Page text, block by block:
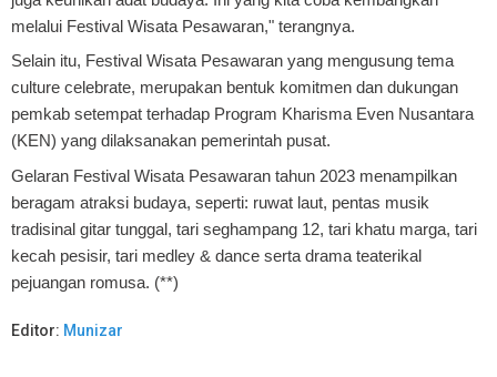
melalui Festival Wisata Pesawaran," terangnya.
Selain itu, Festival Wisata Pesawaran yang mengusung tema
culture celebrate, merupakan bentuk komitmen dan dukungan
pemkab setempat terhadap Program Kharisma Even Nusantara
(KEN) yang dilaksanakan pemerintah pusat.
Gelaran Festival Wisata Pesawaran tahun 2023 menampilkan
beragam atraksi budaya, seperti: ruwat laut, pentas musik
tradisinal gitar tunggal, tari seghampang 12, tari khatu marga, tari
kecah pesisir, tari medley & dance serta drama teaterikal
pejuangan romusa. (**)
Editor: Munizar